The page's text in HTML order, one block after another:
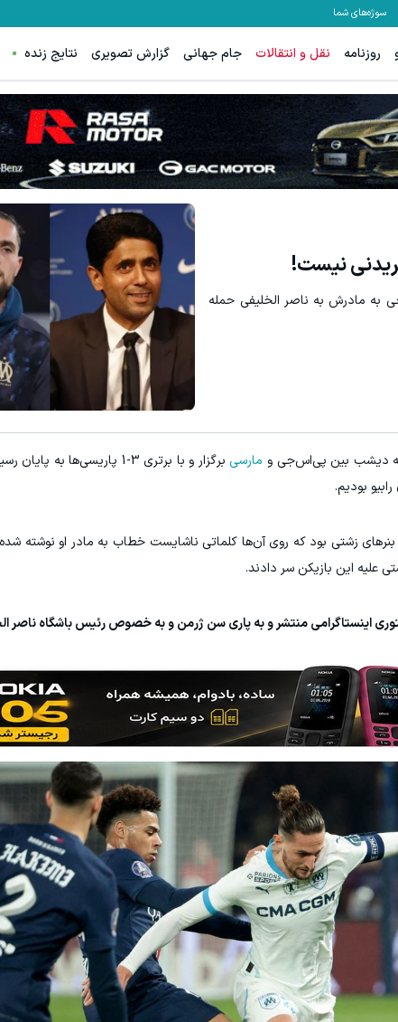
سوژه‌های شما
روزنامه نقل و انتقالات جام جهانی گزارش تصویری نتایج زنده
نیست!‏
به مادرش به ‏ناصر الخلیفی حمله
که دیشب بین ‏پی‌اس‌جی و مارسی
برگزار و با برتری 3-1 پاریسی‌ها
بودیم.‏
زشتی ‏بود که روی آن‌ها کلماتی ناشایست خطاب به مادر او نوشته
علیه این بازیکن سر دادند.
‏اینستاگرامی منتشر و به پاری سن ژرمن و به خصوص رئیس باشگاه ‏ناصر
ایمپلنت تهران خوش اومدید! | فقط ۲۵ میلیون ! گردونه شانس ps5 جایزه میده 🔥
بچرخونش
اطلاعات بیشتر.. اطلاعات